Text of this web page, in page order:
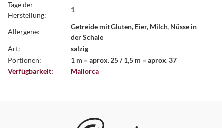
Tage der
Herstellung:
1
Allergene:
Getreide mit Gluten, Eier, Milch, Nüsse in
der Schale
Art:
salzig
Portionen:
1 m = aprox. 25 / 1,5 m = aprox. 37
Verfügbarkeit:
Mallorca